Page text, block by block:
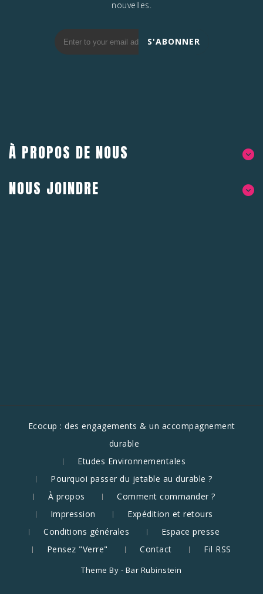
nouvelles.
S'ABONNER
À PROPOS DE NOUS
NOUS JOINDRE
Ecocup : des engagements & un accompagnement
durable
Etudes Environnementales
Pourquoi passer du jetable au durable ?
À propos
Comment commander ?
Impression
Expédition et retours
Conditions générales
Espace presse
Pensez "Verre"
Contact Fil RSS
Theme By - Bar Rubinstein